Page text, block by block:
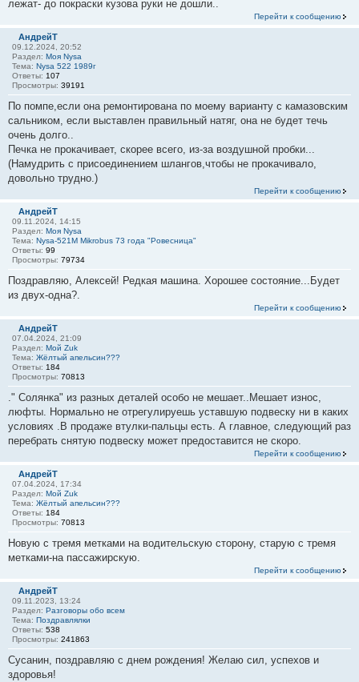
лежат- до покраски кузова руки не дошли..
Перейти к сообщению
АндрейТ
09.12.2024, 20:52
Раздел: Моя Nysa
Тема: Nysa 522 1989г
Ответы: 107
Просмотры: 39191
По помпе,если она ремонтирована по моему варианту с камазовским
сальником, если выставлен правильный натяг, она не будет течь
очень долго..
Печка не прокачивает, скорее всего, из-за воздушной пробки...
(Намудрить с присоединением шлангов,чтобы не прокачивало,
довольно трудно.)
Перейти к сообщению
АндрейТ
09.11.2024, 14:15
Раздел: Моя Nysa
Тема: Nysa-521M Mikrobus 73 года "Ровесница"
Ответы: 99
Просмотры: 79734
Поздравляю, Алексей! Редкая машина. Хорошее состояние...Будет
из двух-одна?.
Перейти к сообщению
АндрейТ
07.04.2024, 21:09
Раздел: Мой Zuk
Тема: Жёлтый апельсин???
Ответы: 184
Просмотры: 70813
." Солянка" из разных деталей особо не мешает..Мешает износ,
люфты. Нормально не отрегулируешь уставшую подвеску ни в каких
условиях .В продаже втулки-пальцы есть. А главное, следующий раз
перебрать снятую подвеску может предоставится не скоро.
Перейти к сообщению
АндрейТ
07.04.2024, 17:34
Раздел: Мой Zuk
Тема: Жёлтый апельсин???
Ответы: 184
Просмотры: 70813
Новую с тремя метками на водительскую сторону, старую с тремя
метками-на пассажирскую.
Перейти к сообщению
АндрейТ
09.11.2023, 13:24
Раздел: Разговоры обо всем
Тема: Поздравлялки
Ответы: 538
Просмотры: 241863
Сусанин, поздравляю с днем рождения! Желаю сил, успехов и
здоровья!